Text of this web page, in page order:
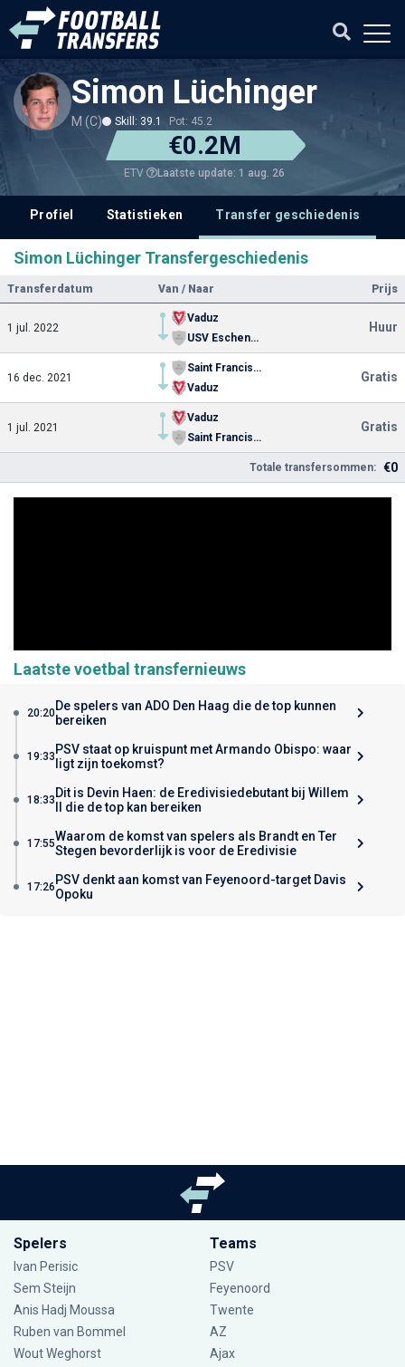
Simon Lüchinger
M (C) Skill: 39.1 Pot: 45.2
€0.2M
ETV Laatste update: 1 aug. 26
Profiel Statistieken Transfer geschiedenis
Simon Lüchinger Transfergeschiedenis
Transferdatum Van / Naar Prijs
1 jul. 2022
Vaduz
USV Eschen-Mauren
Huur
16 dec. 2021
Saint Francis University
Vaduz
Gratis
1 jul. 2021
Vaduz
Saint Francis University
Gratis
Totale transfersommen: €0
Laatste voetbal transfernieuws
20:20De spelers van ADO Den Haag die de top kunnen
bereiken
19:33 PSV staat op kruispunt met Armando Obispo: waar
ligt zijn toekomst?
18:33 Dit is Devin Haen: de Eredivisiedebutant bij Willem
II die de top kan bereiken
17:55Waarom de komst van spelers als Brandt en Ter
Stegen bevorderlijk is voor de Eredivisie
17:26 PSV denkt aan komst van Feyenoord-target Davis
Opoku
Spelers
Ivan Perisic
Sem Steijn
Anis Hadj Moussa
Ruben van Bommel
Wout Weghorst
Teams
PSV
Feyenoord
Twente
AZ
Ajax